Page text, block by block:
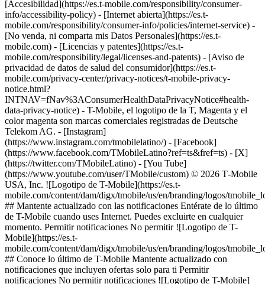
[Accesibilidad](https://es.t-mobile.com/responsibility/consumer-
info/accessibility-policy) - [Internet abierta](https://es.t-
mobile.com/responsibility/consumer-info/policies/internet-service) -
[No venda, ni comparta mis Datos Personales](https://es.t-
mobile.com) - [Licencias y patentes](https://es.t-
mobile.com/responsibility/legal/licenses-and-patents) - [Aviso de
privacidad de datos de salud del consumidor](https://es.t-
mobile.com/privacy-center/privacy-notices/t-mobile-privacy-
notice.html?
INTNAV=fNav%3AConsumerHealthDataPrivacyNotice#health-
data-privacy-notice) - T-Mobile, el logotipo de la T, Magenta y el
color magenta son marcas comerciales registradas de Deutsche
Telekom AG. - [Instagram]
(https://www.instagram.com/tmobilelatino/) - [Facebook]
(https://www.facebook.com/TMobileLatino?ref=ts&fref=ts) - [X]
(https://twitter.com/TMobileLatino) - [You Tube]
(https://www.youtube.com/user/TMobile/custom) © 2026 T‑Mobile
USA, Inc. ![Logotipo de T-Mobile](https://es.t-
mobile.com/content/dam/digx/tmobile/us/en/branding/logos/
## Mantente actualizado con las notificaciones Entérate de lo último
de T-Mobile cuando uses Internet. Puedes excluirte en cualquier
momento. Permitir notificaciones No permitir ![Logotipo de T-
Mobile](https://es.t-
mobile.com/content/dam/digx/tmobile/us/en/branding/logos/
## Conoce lo último de T-Mobile Mantente actualizado con
notificaciones que incluyen ofertas solo para ti Permitir
notificaciones No permitir notificaciones ![Logotipo de T-Mobile]